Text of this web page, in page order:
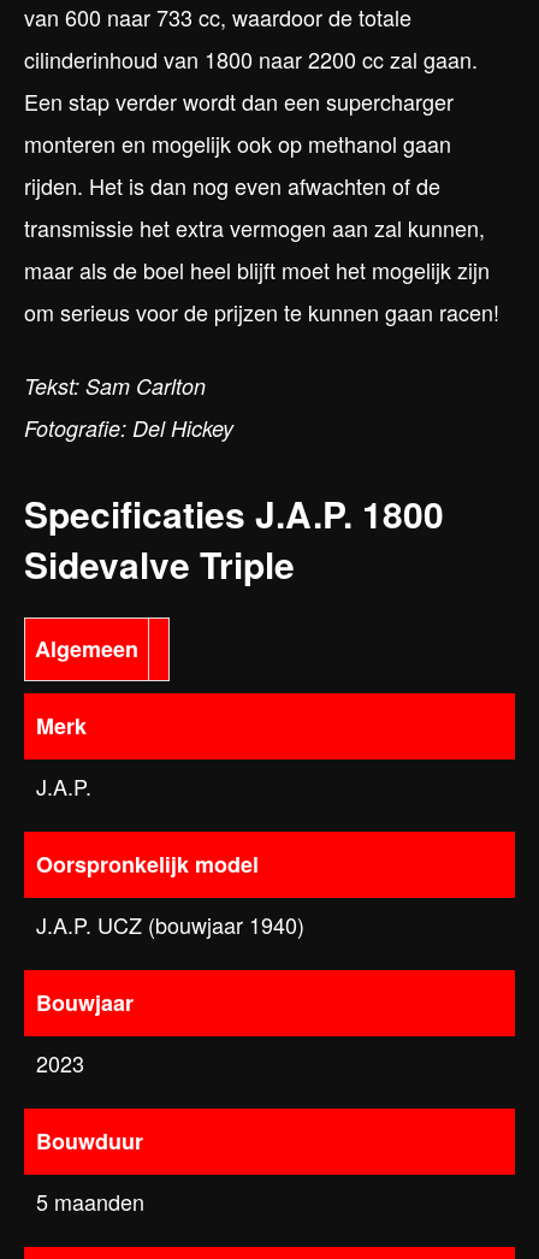
van 600 naar 733 cc, waardoor de totale
cilinderinhoud van 1800 naar 2200 cc zal gaan.
Een stap verder wordt dan een supercharger
monteren en mogelijk ook op methanol gaan
rijden. Het is dan nog even afwachten of de
transmissie het extra vermogen aan zal kunnen,
maar als de boel heel blijft moet het mogelijk zijn
om serieus voor de prijzen te kunnen gaan racen!
Tekst: Sam Carlton
Fotografie: Del Hickey
Specificaties J.A.P. 1800
Sidevalve Triple
Algemeen
Merk
J.A.P.
Oorspronkelijk model
J.A.P. UCZ (bouwjaar 1940)
Bouwjaar
2023
Bouwduur
5 maanden